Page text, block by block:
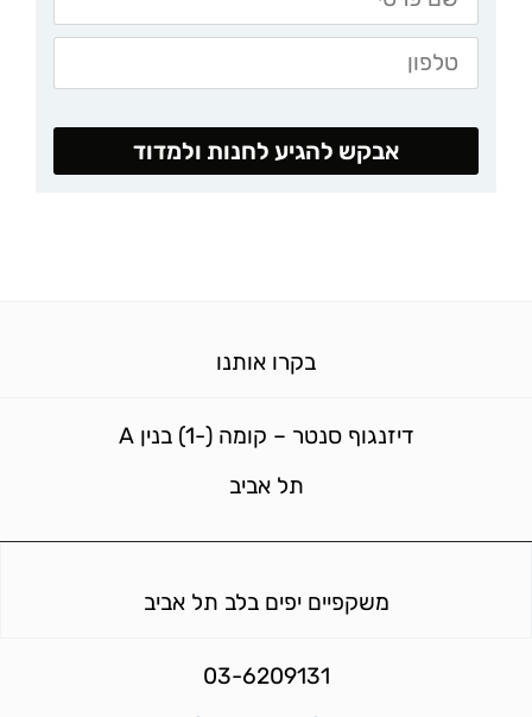
אבקש להגיע לחנות ולמדוד
בקרו אותנו
דיזנגוף סנטר – קומה (-1) בנין A
תל אביב
משקפיים יפים בלב תל אביב
03-6209131